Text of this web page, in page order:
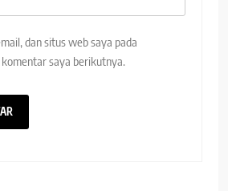
dan situs web saya pada
saya berikutnya.